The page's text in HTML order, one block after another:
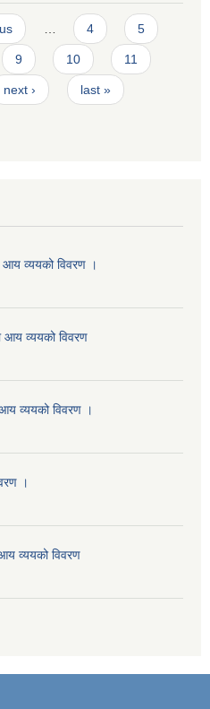
4 5
9 10 11
next › last »
व्ययको विवरण ।
व्ययको विवरण
व्ययको विवरण ।
।
व्ययको विवरण